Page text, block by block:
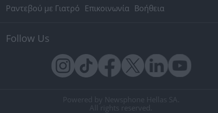
Ραντεβού με Γιατρό Επικοινωνία Βοήθεια
Follow Us
Powered by Newsphone Hellas SA.
All rights reserved.